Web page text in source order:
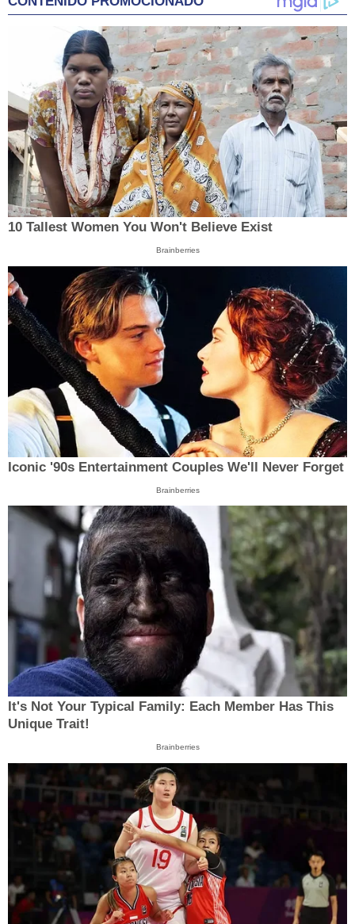
10 Tallest Women You Won't Believe Exist
Brainberries
Iconic '90s Entertainment Couples We'll Never Forget
Brainberries
It's Not Your Typical Family: Each Member Has This
Unique Trait!
Brainberries